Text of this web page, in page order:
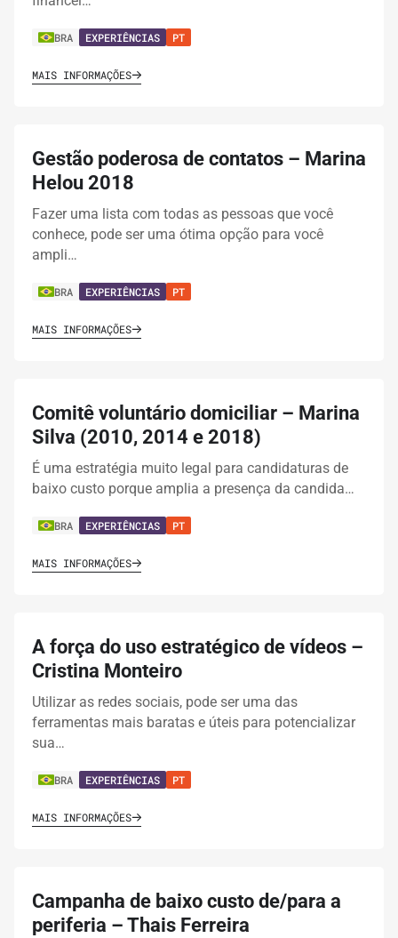
BRA EXPERIÊNCIAS PT
MAIS INFORMAÇÕES
Gestão poderosa de contatos – Marina
Helou 2018
Fazer uma lista com todas as pessoas que você
conhece, pode ser uma ótima opção para você
ampli…
BRA EXPERIÊNCIAS PT
MAIS INFORMAÇÕES
Comitê voluntário domiciliar – Marina
Silva (2010, 2014 e 2018)
É uma estratégia muito legal para candidaturas de
baixo custo porque amplia a presença da candida…
BRA EXPERIÊNCIAS PT
MAIS INFORMAÇÕES
A força do uso estratégico de vídeos –
Cristina Monteiro
Utilizar as redes sociais, pode ser uma das
ferramentas mais baratas e úteis para potencializar
sua…
BRA EXPERIÊNCIAS PT
MAIS INFORMAÇÕES
Campanha de baixo custo de/para a
periferia – Thais Ferreira